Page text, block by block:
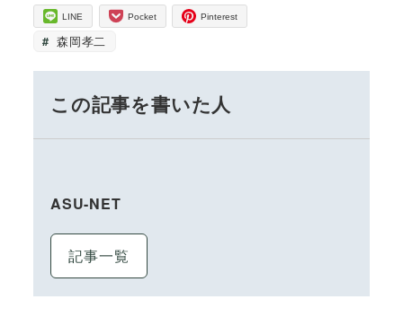
LINE Pocket Pinterest
森岡孝二
この記事を書いた人
ASU-NET
記事一覧